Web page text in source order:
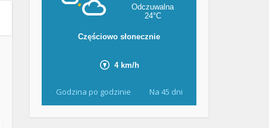
Godzina po godzinie Na 45 dni